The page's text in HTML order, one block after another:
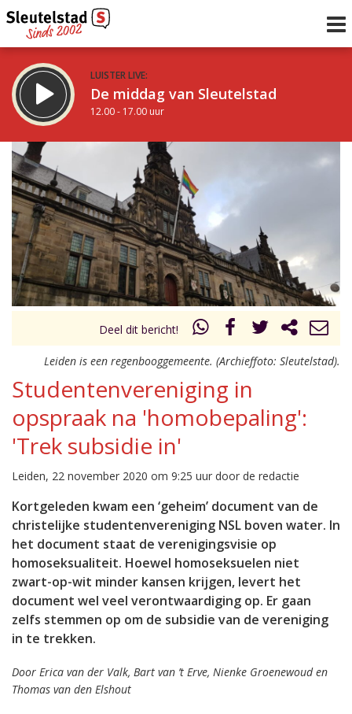
LUISTER LIVE:
De middag van Sleutelstad
12.00 - 17.00 uur
STRAKS:
Sleutelstad 30
17.00 - 19.00 uur
Vorig uur
uur 1 van 0
Inklappen
Deel dit bericht!
Leiden is een regenbooggemeente. (Archieffoto: Sleutelstad).
Studentenvereniging in
opspraak na 'homobepaling':
'Trek subsidie in'
Leiden, 22 november 2020 om 9:25 uur door de redactie
Kortgeleden kwam een ‘geheim’ document van de
christelijke studentenvereniging NSL boven water. In
het document staat de verenigingsvisie op
homoseksualiteit. Hoewel homoseksuelen niet
zwart-op-wit minder kansen krijgen, levert het
document wel veel verontwaardiging op. Er gaan
zelfs stemmen op om de subsidie van de vereniging
in te trekken.
Door Erica van der Valk, Bart van ’t Erve, Nienke Groenewoud en
Thomas van den Elshout